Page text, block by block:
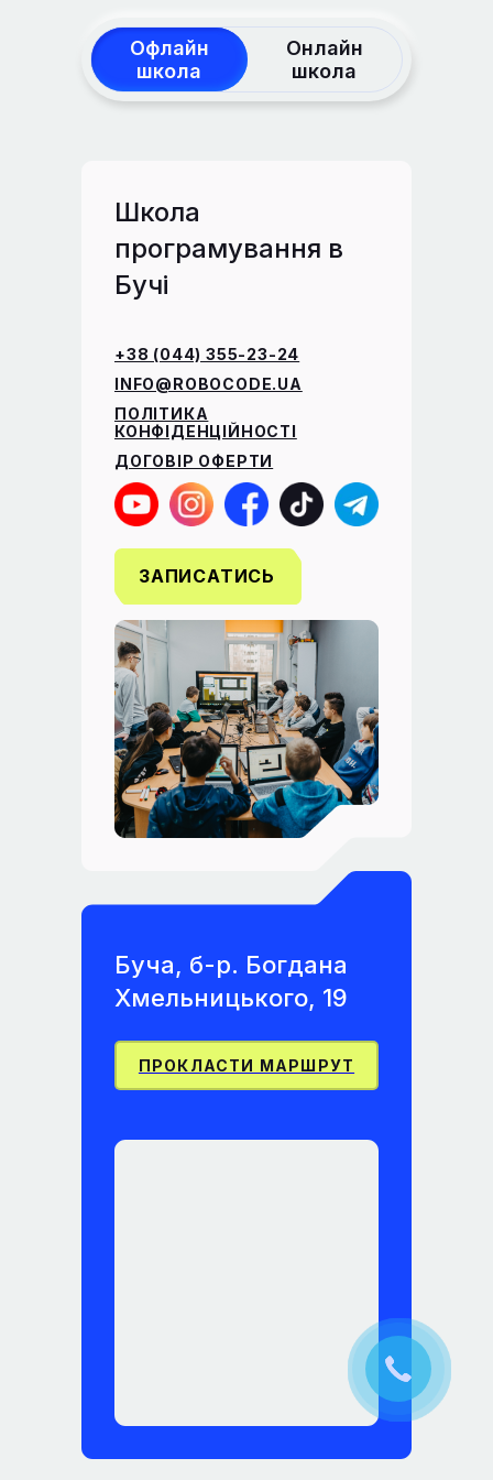
Офлайн
школа
Онлайн
школа
Школа
програмування в
Бучі
+38 (044) 355-23-24
INFO@ROBOCODE.UA
ПОЛІТИКА
КОНФІДЕНЦІЙНОСТІ
ДОГОВІР ОФЕРТИ
ЗАПИСАТИСЬ
Буча, б-р. Богдана
Хмельницького, 19
ПРОКЛАСТИ МАРШРУТ